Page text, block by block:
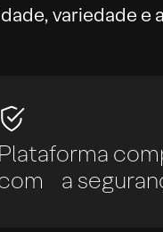
variedade e
Plataforma
a